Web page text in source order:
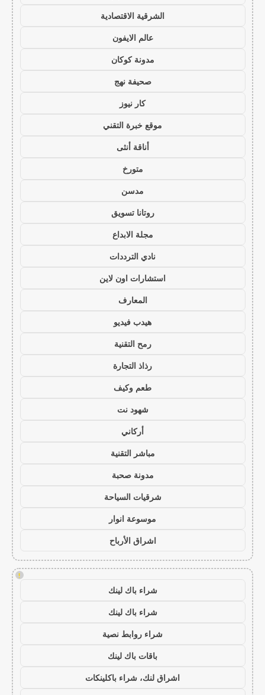
الشرقية الاقتصادية
عالم الايفون
مدونة كوكان
صحيفة نهج
كار نيوز
موقع خبرة التقني
أناقة أنثى
متورخ
مدسن
روتانا تسويق
مجلة الابداع
نادي الترددات
استشارات اون لاين
المعارف
هيدب فيديو
رمح التقنية
رذاذ التجارة
طعم وكيف
شهود نت
أركاني
مباشر التقنية
مدونة صحبة
شرقيات السياحة
موسوعة انوار
اشراق الأرباح
!
شراء باك لينك
شراء باك لينك
شراء روابط نصية
باقات باك لينك
اشراق لنك، شراء باكلينكات